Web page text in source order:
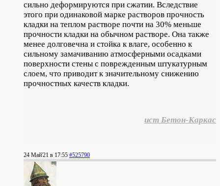
сильно деформируются при сжатии. Вследствие
этого при одинаковой марке растворов прочность
кладки на теплом растворе почти на 30% меньше
прочности кладки на обычном растворе. Она также
менее долговечна и стойка к влаге, особенно к
сильному замачиванию атмосферными осадками
поверхности стены с поврежденным штукатурным
слоем, что приводит к значительному снижению
прочностных качеств кладки.
ист Бетон-Каркас
24 Май'21 в 17:55 #525790